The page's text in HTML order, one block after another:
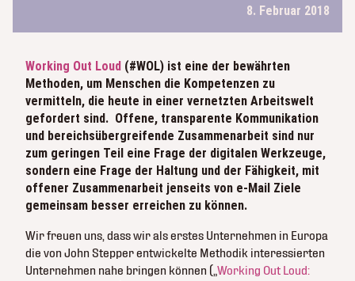
8. Februar 2018
Working Out Loud (#WOL) ist eine der bewährten
Methoden, um Menschen die Kompetenzen zu
vermitteln, die heute in einer vernetzten Arbeitswelt
gefordert sind. Offene, transparente Kommunikation
und bereichsübergreifende Zusammenarbeit sind nur
zum geringen Teil eine Frage der digitalen Werkzeuge,
sondern eine Frage der Haltung und der Fähigkeit, mit
offener Zusammenarbeit jenseits von e-Mail Ziele
gemeinsam besser erreichen zu können.
Wir freuen uns, dass wir als erstes Unternehmen in Europa
die von John Stepper entwickelte Methodik interessierten
Unternehmen nahe bringen können („Working Out Loud: